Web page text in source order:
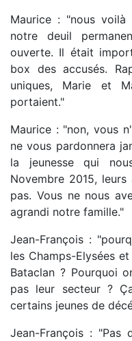
Maurice : "nous voilà
notre deuil
ouverte. Il était
box des accusés.
uniques, Marie et
portaient."
Maurice : "non, vous
ne vous pardonnera
la jeunesse qui
Novembre 2015,
pas. Vous ne nous
agrandi notre famille."
Jean-François :
les Champs-Elysées
Bataclan ? Pourquoi
pas leur secteur ?
certains jeunes de
Jean-François : "Pas